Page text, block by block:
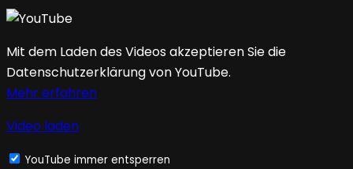
Mit dem Laden des Videos akzeptieren Sie die
Datenschutzerklärung von YouTube.
Mehr erfahren
Video laden
YouTube immer entsperren